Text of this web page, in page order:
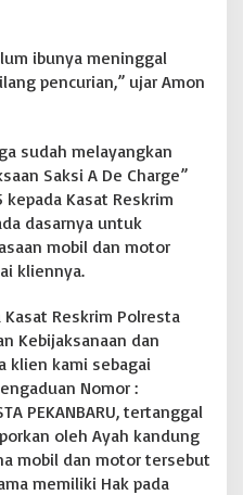
ibunya meninggal
pencurian,” ujar Amon
sudah melayangkan
Saksi A De Charge”
kepada Kasat Reskrim
dasarnya untuk
mobil dan motor
kliennya.
Reskrim Polresta
Kebijaksanaan dan
klien kami sebagai
Nomor :
PEKANBARU, tertanggal
oleh Ayah kandung
mobil dan motor tersebut
memiliki Hak pada